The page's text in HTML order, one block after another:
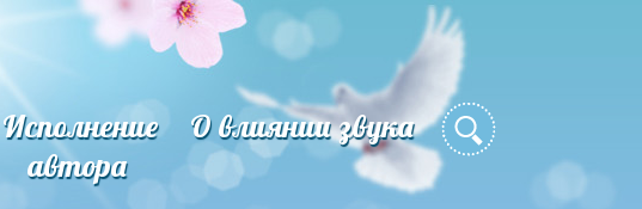
Исполнение
автора
О влиянии звука